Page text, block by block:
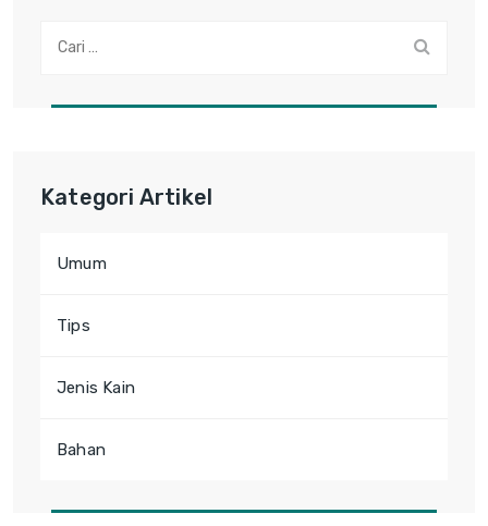
Kategori Artikel
Umum
Tips
Jenis Kain
Bahan